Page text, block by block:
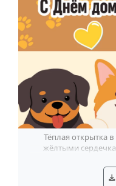
Тёплая открытка
жёлтыми